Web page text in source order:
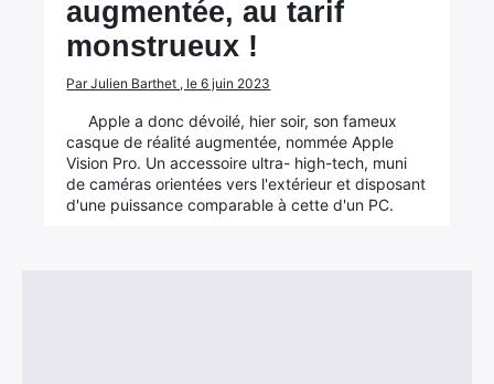
augmentée, au tarif
monstrueux !
Par Julien Barthet , le 6 juin 2023
Apple a donc dévoilé, hier soir, son fameux
casque de réalité augmentée, nommée Apple
Vision Pro. Un accessoire ultra- high-tech, muni
de caméras orientées vers l'extérieur et disposant
d'une puissance comparable à cette d'un PC.